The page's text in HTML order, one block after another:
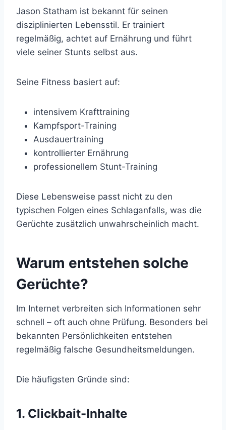
Jason Statham ist bekannt für seinen
disziplinierten Lebensstil. Er trainiert
regelmäßig, achtet auf Ernährung und führt
viele seiner Stunts selbst aus.
Seine Fitness basiert auf:
intensivem Krafttraining
Kampfsport-Training
Ausdauertraining
kontrollierter Ernährung
professionellem Stunt-Training
Diese Lebensweise passt nicht zu den
typischen Folgen eines Schlaganfalls, was die
Gerüchte zusätzlich unwahrscheinlich macht.
Warum entstehen solche
Gerüchte?
Im Internet verbreiten sich Informationen sehr
schnell – oft auch ohne Prüfung. Besonders bei
bekannten Persönlichkeiten entstehen
regelmäßig falsche Gesundheitsmeldungen.
Die häufigsten Gründe sind:
1. Clickbait-Inhalte